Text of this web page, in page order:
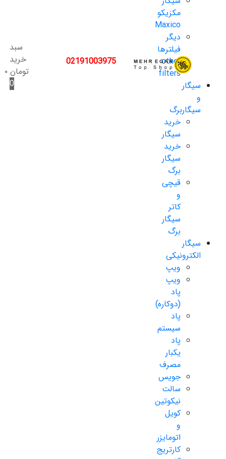
مکزیکو
Maxico
دیگر
فیلترها
other
filters
سیگار
و
سیگاربرگ
خرید
سیگار
خرید
سیگار
برگ
قیچی
و
کاتر
سیگار
برگ
سیگار
الکترونیکی
ویپ
ویپ
پاد
(دوکاره)
پاد
سیستم
پاد
یکبار
مصرف
جویس
سالت
نیکوتین
کویل
و
اتومایزر
کارتریج
02191003975
سبد
خرید
تومان۰
0